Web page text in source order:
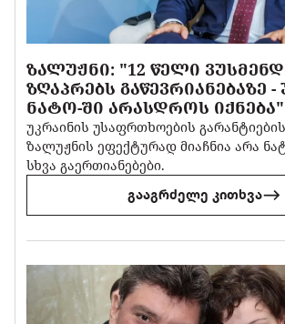
ᲖᲐᲚᲣᲟᲜᲘ: "12 ᲬᲔᲚᲘ
ᲖᲦᲐᲞᲠᲔᲑᲡ ᲒᲐᲬᲔᲕᲠᲘᲐᲜᲔᲑᲐᲖᲔ -
ᲜᲐᲢᲝ-ᲨᲘ ᲐᲠᲐᲡᲓᲠᲝᲡ ᲘᲥᲜᲔᲑᲐ"
უკრაინის უსაფრთხოების
ზალუჟნის ეფექტურად მიაჩნია არა
სხვა გაერთიანებები.
გააგრძელე კითხვა